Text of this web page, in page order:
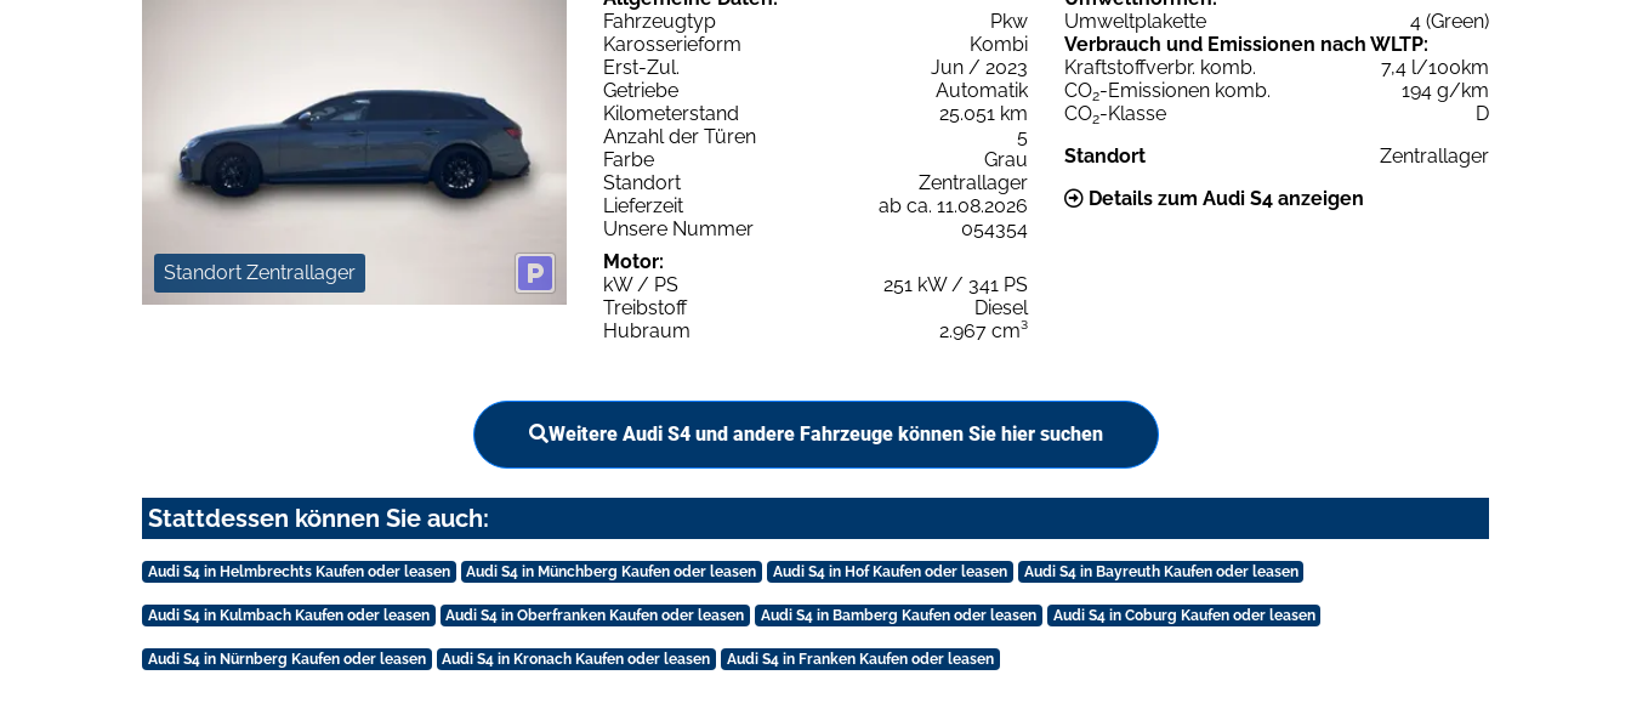
Standort Zentrallager
Fahrzeugtyp
Pkw
Karosserieform
Kombi
Erst-Zul.
Jun / 2023
Getriebe
Automatik
Kilometerstand
25.051 km
Anzahl der Türen
5
Farbe
Grau
Standort
Zentrallager
Lieferzeit
ab ca. 11.08.2026
Unsere Nummer
054354
Motor:
kW / PS
251 kW / 341 PS
Treibstoff
Diesel
Hubraum
2.967 cm³
Umweltplakette
4 (Green)
Verbrauch und Emissionen nach WLTP:
Kraftstoffverbr. komb.
7,4 l/100km
CO2-Emissionen komb.
194 g/km
CO2-Klasse
D
Standort
Zentrallager
Details zum Audi S4 anzeigen
Weitere Audi S4 und andere Fahrzeuge können Sie hier suchen
Stattdessen können Sie auch:
Audi S4 in Helmbrechts Kaufen oder leasen Audi S4 in Münchberg Kaufen oder leasen Audi S4 in Hof Kaufen oder leasen Audi S4 in Bayreuth Kaufen oder leasen
Audi S4 in Kulmbach Kaufen oder leasen Audi S4 in Oberfranken Kaufen oder leasen Audi S4 in Bamberg Kaufen oder leasen Audi S4 in Coburg Kaufen oder leasen
Audi S4 in Nürnberg Kaufen oder leasen Audi S4 in Kronach Kaufen oder leasen Audi S4 in Franken Kaufen oder leasen